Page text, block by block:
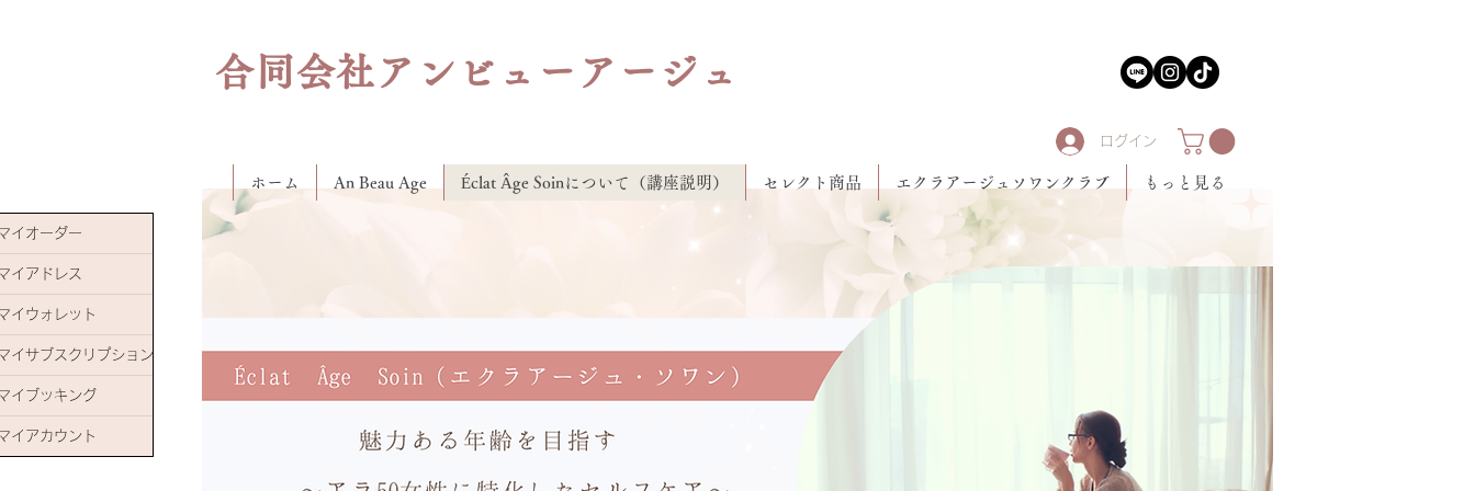
合同会社アンビューアージュ
ログイン
ホーム An Beau Age Éclat Âge Soinについて（講座説明） セレクト商品 エクラアージュソワンクラブ もっと見る
イオーダー
イアドレス
イウォレット
イサブスクリプション
イブッキング
イアカウント